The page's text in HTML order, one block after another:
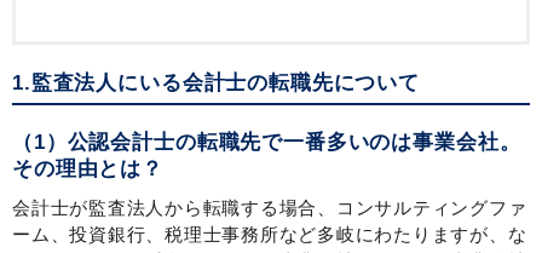
1.監査法人にいる会計士の転職先について
（1）公認会計士の転職先で一番多いのは事業会社。
その理由とは？
会計士が監査法人から転職する場合、コンサルティングファ
ーム、投資銀行、税理士事務所など多岐にわたりますが、な